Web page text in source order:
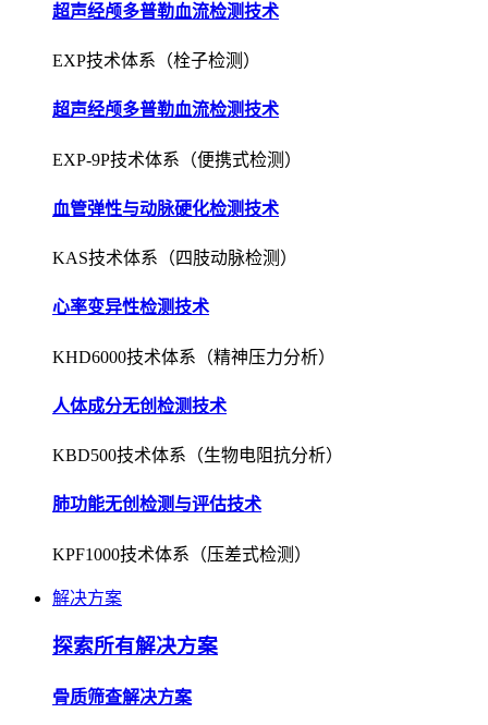
超声经颅多普勒血流检测技术
EXP技术体系（栓子检测）
超声经颅多普勒血流检测技术
EXP-9P技术体系（便携式检测）
血管弹性与动脉硬化检测技术
KAS技术体系（四肢动脉检测）
心率变异性检测技术
KHD6000技术体系（精神压力分析）
人体成分无创检测技术
KBD500技术体系（生物电阻抗分析）
肺功能无创检测与评估技术
KPF1000技术体系（压差式检测）
解决方案
探索所有解决方案
骨质筛查解决方案